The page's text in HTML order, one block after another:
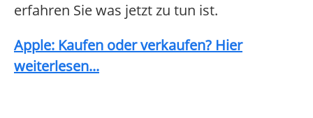
erfahren Sie was jetzt zu tun ist.
Apple: Kaufen oder verkaufen? Hier
weiterlesen...